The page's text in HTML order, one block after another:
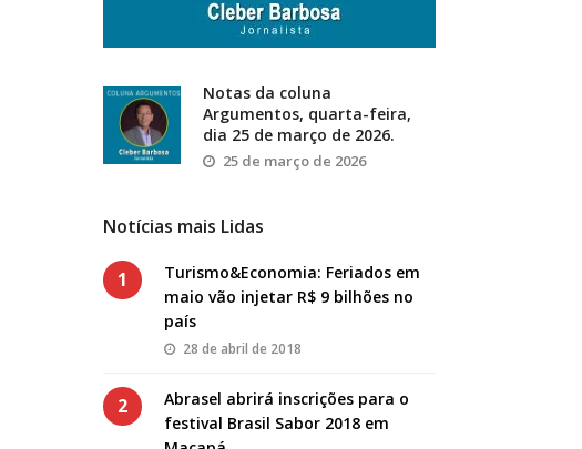
Notas da coluna
Argumentos, quarta-feira,
dia 25 de março de 2026.
25 de março de 2026
Notícias mais Lidas
1
Turismo&Economia: Feriados em
maio vão injetar R$ 9 bilhões no
país
28 de abril de 2018
2
Abrasel abrirá inscrições para o
festival Brasil Sabor 2018 em